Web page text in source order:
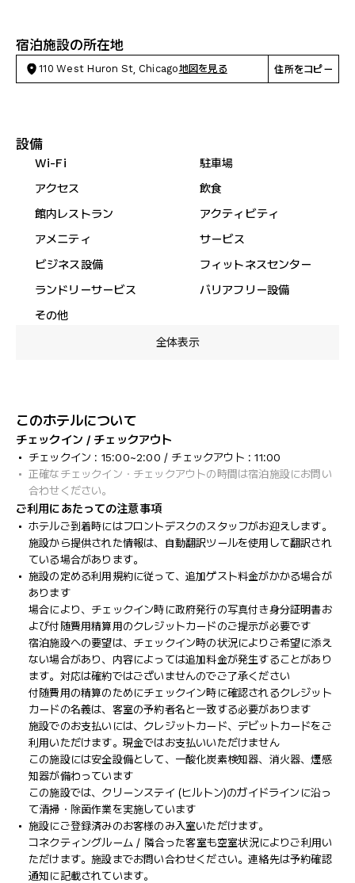
宿泊施設の所在地
110 West Huron St, Chicago地図を見る 住所をコピー
設備
Wi-Fi
駐車場
アクセス
飲食
館内レストラン
アクティビティ
アメニティ
サービス
ビジネス設備
フィットネスセンター
ランドリーサービス
バリアフリー設備
その他
全体表示
このホテルについて
チェックイン / チェックアウト
チェックイン : 15:00~2:00 / チェックアウト : 11:00
正確なチェックイン・チェックアウトの時間は宿泊施設にお問い
合わせください。
ご利用にあたっての注意事項
ホテルご到着時にはフロントデスクのスタッフがお迎えします。
施設から提供された情報は、自動翻訳ツールを使用して翻訳され
ている場合があります。
施設の定める利用規約に従って、追加ゲスト料金がかかる場合が
あります
場合により、チェックイン時に政府発行の写真付き身分証明書お
よび付随費用精算用のクレジットカードのご提示が必要です
宿泊施設への要望は、チェックイン時の状況によりご希望に添え
ない場合があり、内容によっては追加料金が発生することがあり
ます。対応は確約ではございませんのでご了承ください
付随費用の精算のためにチェックイン時に確認されるクレジット
カードの名義は、客室の予約者名と一致する必要があります
施設でのお支払いには、クレジットカード、デビットカードをご
利用いただけます。現金ではお支払いいただけません
この施設には安全設備として、一酸化炭素検知器、消火器、煙感
知器が備わっています
この施設では、クリーンステイ (ヒルトン)のガイドラインに沿っ
て清掃・除菌作業を実施しています
施設にご登録済みのお客様のみ入室いただけます。
コネクティングルーム / 隣合った客室も空室状況によりご利用い
ただけます。施設までお問い合わせください。連絡先は予約確認
通知に記載されています。